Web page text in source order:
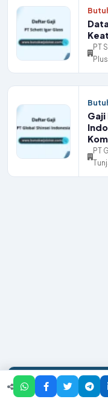
PT
Gaji
PT
Lowongan per Kota